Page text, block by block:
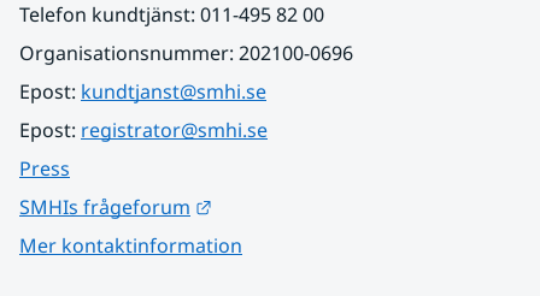
Telefon kundtjänst: 011-495 82 00
Organisationsnummer: 202100-0696
Epost: kundtjanst@smhi.se
Epost: registrator@smhi.se
Press
SMHIs frågeforum
Mer kontaktinformation